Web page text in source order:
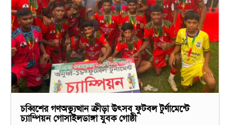
চব্বিশের গণঅভ্যুত্থান ক্রীড়া উৎসব ফুটবল টুর্ণামেন্টে
চ্যাম্পিয়ন গোসাইলডাঙ্গা যুবক গোষ্ঠী